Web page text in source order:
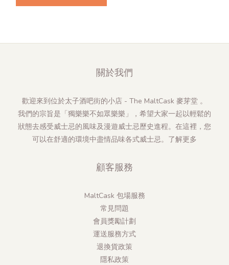
關於我們
歡迎來到位於太子酒吧街的小店 - The MaltCask 麥芽堂 。
我們的宗旨是「獨樂樂不如眾樂樂」，希望大家一起以輕鬆的
狀態去感受威士忌的風味及漫遊威士忌歷史進程。在這裡，您
可以在舒適的環境中盡情品味各式威士忌。 了解更多
顧客服務
MaltCask 包場服務
常見問題
會員獎勵計劃
運送服務方式
退換貨政策
隱私政策